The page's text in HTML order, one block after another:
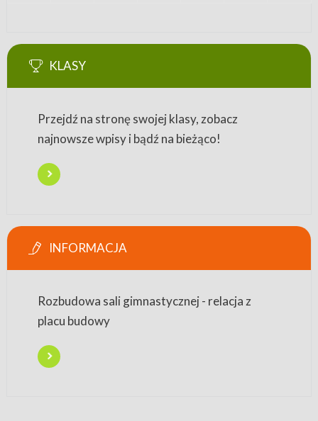
KLASY
Przejdź na stronę swojej klasy, zobacz
najnowsze wpisy i bądź na bieżąco!
INFORMACJA
Rozbudowa sali gimnastycznej - relacja z
placu budowy